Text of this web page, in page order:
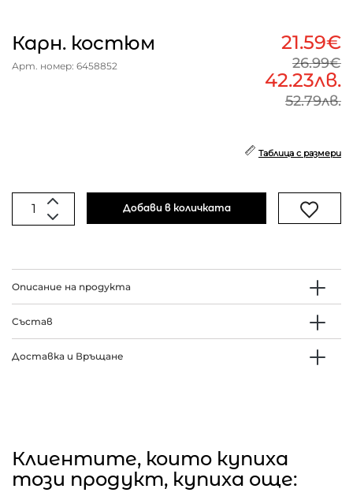
Карн. костюм
Арт. номер: 6458852
21.59€
26.99€
42.23лв.
52.79лв.
Таблица с размери
Добави в количката
Описание на продукта
Състав
Доставка и Връщане
Клиентите, които купиха
този продукт, купиха още: